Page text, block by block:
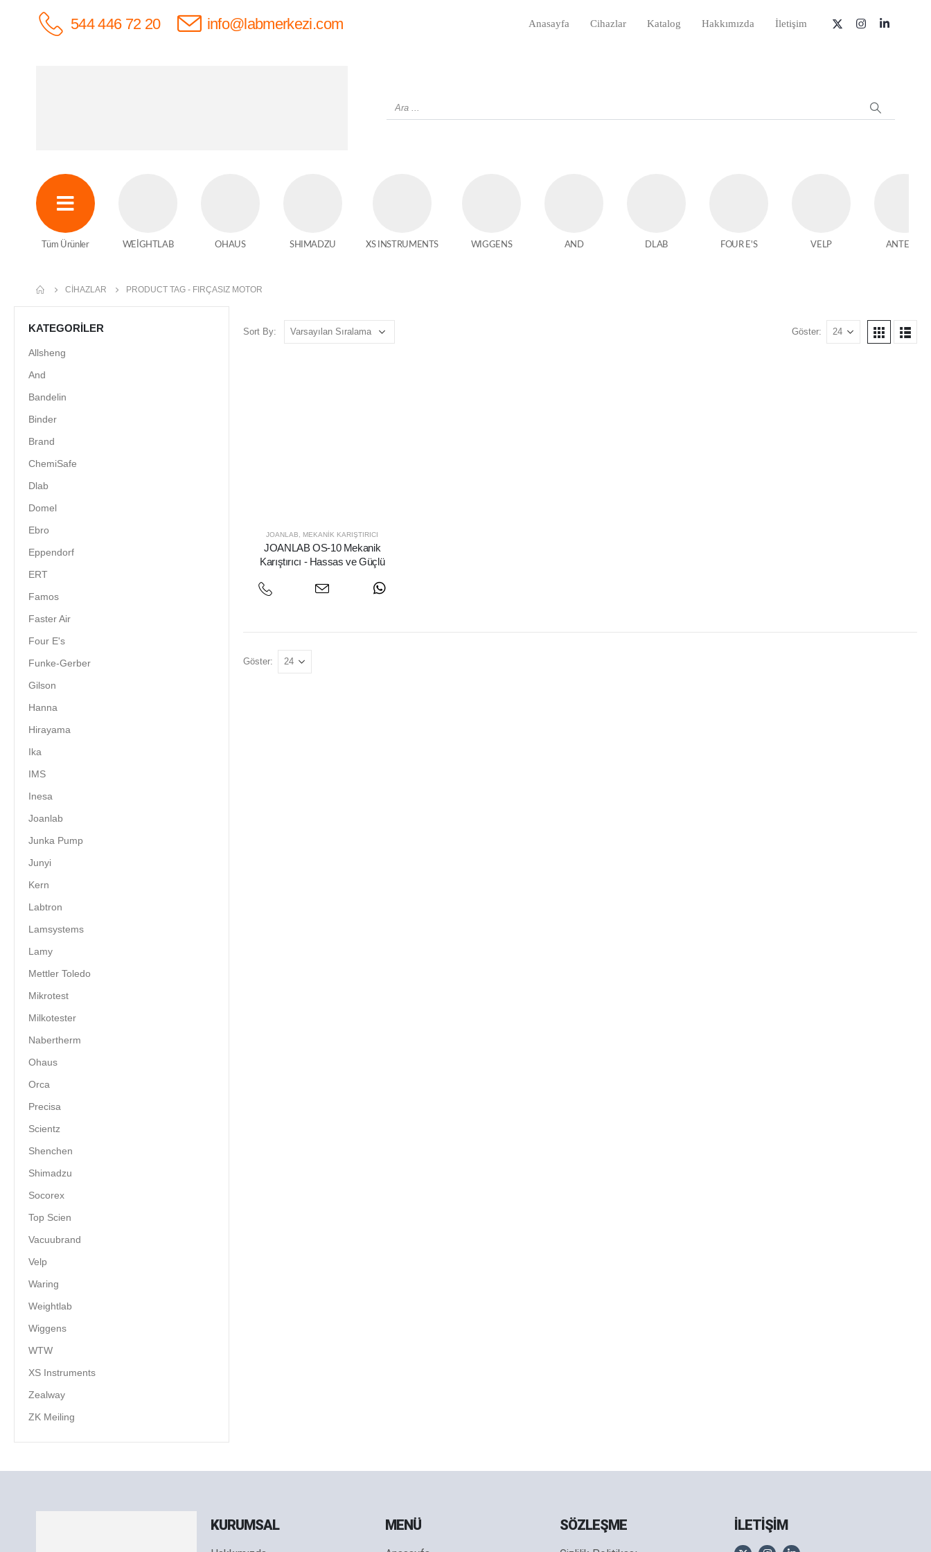
info@labmerkezi.com
544 446 72 20 Anasayfa Cihazlar Katalog Hakkımızda İletişim
Tüm Ürünler WEİGHTLAB OHAUS SHIMADZU XS INSTRUMENTS WIGGENS AND DLAB FOUR E'S VELP ANTECH
CIHAZLAR PRODUCT TAG - FIRÇASIZ MOTOR
Sort By: Göster:
JOANLAB MEKANIK KARIŞTIRICI
JOANLAB OS-10 Mekanik
Karıştırıcı - Hassas ve Güçlü
Göster:
KATEGORILER
Allsheng
And
Bandelin
Binder
Brand
ChemiSafe
Dlab
Domel
Ebro
Eppendorf
ERT
Famos
Faster Air
Four E's
Funke-Gerber
Gilson
Hanna
Hirayama
Ika
IMS
Inesa
Joanlab
Junka Pump
Junyi
Kern
Labtron
Lamsystems
Lamy
Mettler Toledo
Mikrotest
Milkotester
Nabertherm
Ohaus
Orca
Precisa
Scientz
Shenchen
Shimadzu
Socorex
Top Scien
Vacuubrand
Velp
Waring
Weightlab
Wiggens
WTW
XS Instruments
Zealway
ZK Meiling
KURUMSAL MENÜ SÖZLEŞME İLETİŞİM